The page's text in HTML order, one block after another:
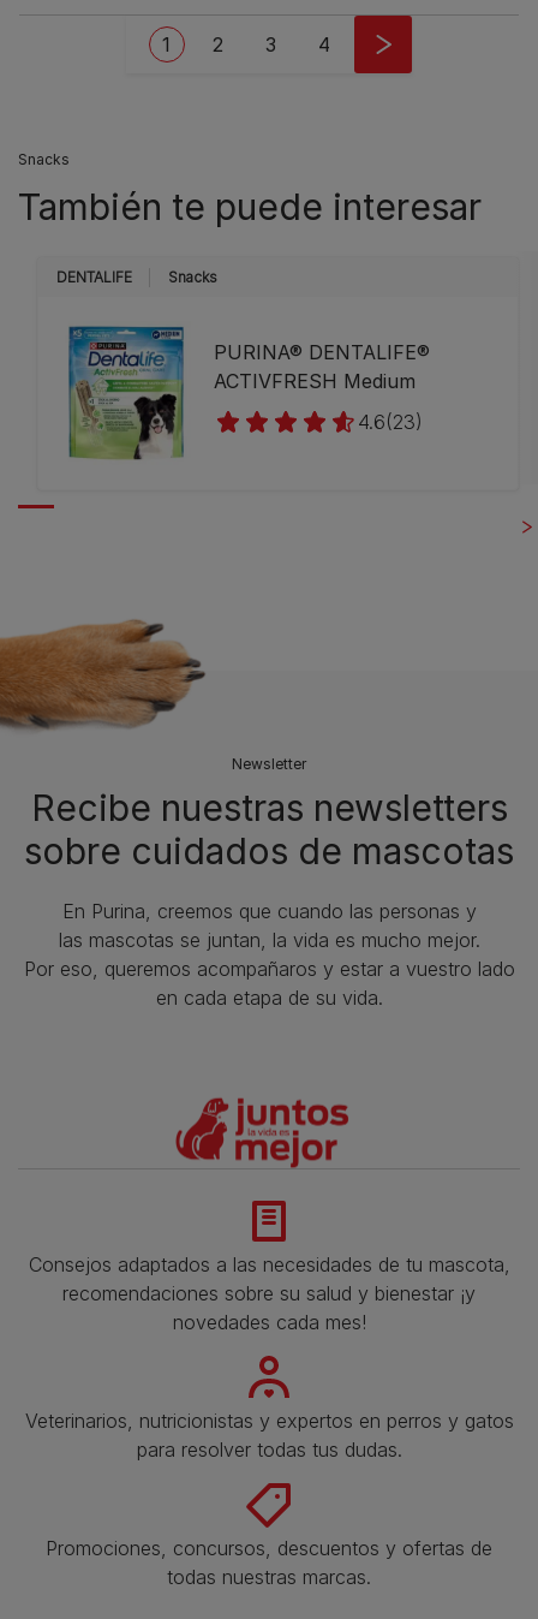
Current page
1 Page
2 Page
3 Page
4
Snacks
También te puede interesar
DENTALIFE Snacks
PURINA® DENTALIFE®
ACTIVFRESH Medium
4.6(23)
Newsletter
Recibe nuestras newsletters
sobre cuidados de mascotas​
En Purina, creemos que cuando las personas y
las mascotas se juntan, la vida es mucho mejor.
Por eso, queremos acompañaros y estar a vuestro lado
en cada etapa de su vida.​
Consejos adaptados a las necesidades de tu mascota,
recomendaciones sobre su salud y bienestar ¡y
novedades cada mes!
Veterinarios, nutricionistas y expertos en perros y gatos
para resolver todas tus dudas.​
Promociones, concursos, descuentos y ofertas de
todas nuestras marcas.​